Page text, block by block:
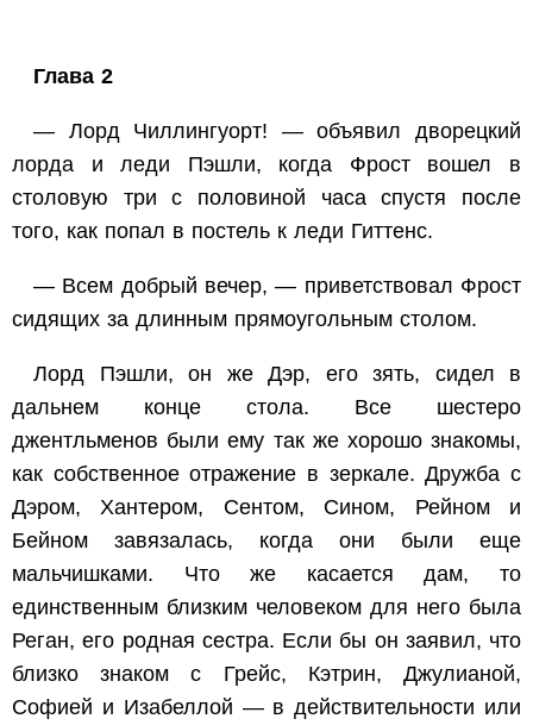
Глава 2
— Лорд Чиллингуорт! — объявил дворецкий
лорда и леди Пэшли, когда Фрост вошел в
столовую три с половиной часа спустя после
того, как попал в постель к леди Гиттенс.
— Всем добрый вечер, — приветствовал Фрост
сидящих за длинным прямоугольным столом.
Лорд Пэшли, он же Дэр, его зять, сидел в
дальнем конце стола. Все шестеро
джентльменов были ему так же хорошо знакомы,
как собственное отражение в зеркале. Дружба с
Дэром, Хантером, Сентом, Сином, Рейном и
Бейном завязалась, когда они были еще
мальчишками. Что же касается дам, то
единственным близким человеком для него была
Реган, его родная сестра. Если бы он заявил, что
близко знаком с Грейс, Кэтрин, Джулианой,
Софией и Изабеллой — в действительности или